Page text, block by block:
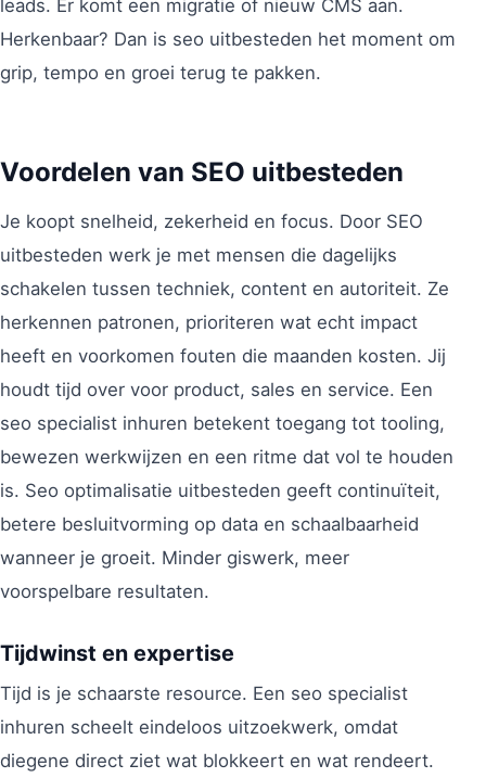
leads. Er komt een migratie of nieuw CMS aan.
Herkenbaar? Dan is seo uitbesteden het moment om
grip, tempo en groei terug te pakken.
Voordelen van SEO uitbesteden
Je koopt snelheid, zekerheid en focus. Door SEO
uitbesteden werk je met mensen die dagelijks
schakelen tussen techniek, content en autoriteit. Ze
herkennen patronen, prioriteren wat echt impact
heeft en voorkomen fouten die maanden kosten. Jij
houdt tijd over voor product, sales en service. Een
seo specialist inhuren betekent toegang tot tooling,
bewezen werkwijzen en een ritme dat vol te houden
is. Seo optimalisatie uitbesteden geeft continuïteit,
betere besluitvorming op data en schaalbaarheid
wanneer je groeit. Minder giswerk, meer
voorspelbare resultaten.
Tijdwinst en expertise
Tijd is je schaarste resource. Een seo specialist
inhuren scheelt eindeloos uitzoekwerk, omdat
diegene direct ziet wat blokkeert en wat rendeert.